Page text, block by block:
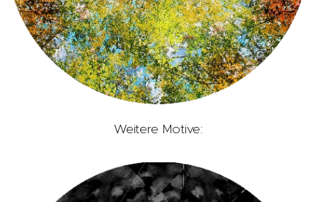
Weitere Motive: